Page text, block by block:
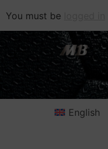
You must be
English